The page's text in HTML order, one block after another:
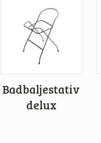
Badbaljestativ
delux